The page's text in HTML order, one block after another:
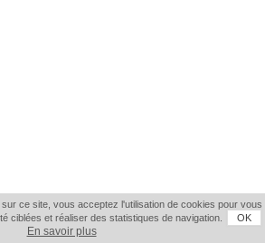
ce site, vous acceptez l'utilisation de cookies pour vous
ciblées et réaliser des statistiques de navigation.
OK
En savoir plus